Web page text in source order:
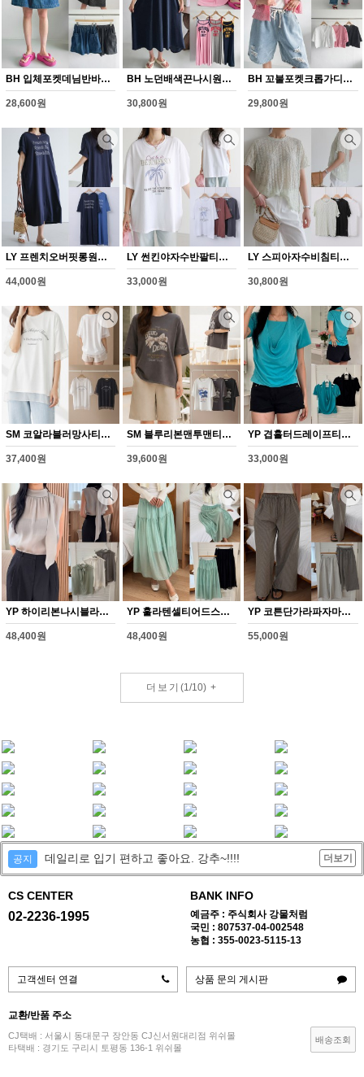
BH 입체포켓데님반바지(Y348H608)
28,600원
BH 노던배색끈나시원피스(Y349H608)
30,800원
BH 꼬불포켓크롭가디건(Y350H608)
29,800원
LY 프렌치오버핏롱원피스(Y344H608)
44,000원
LY 썬킨야자수반팔티셔츠(Y342H608)
33,000원
LY 스피아자수비침티셔츠(Y343H608)
30,800원
SM 코알라블러망사티셔츠(Y332H607)
37,400원
SM 블루리본맨투맨티셔츠(Y333H607)
39,600원
YP 겹홀터드레이프티셔츠(Y334H607)
33,000원
YP 하이리본나시블라우스(Y335H607)
48,400원
YP 훌라텐셀티어드스커트(Y336H607)
48,400원
YP 코튼단가라파자마팬츠(Y337H607)
55,000원
더보기 (1/10) +
공지 데일리로 입기 편하고 좋아요. 강추~!!!! 더보기
CS CENTER
02-2236-1995
BANK INFO
예금주 : 주식회사 강물처럼
국민 : 807537-04-002548
농협 : 355-0023-5115-13
고객센터 연결 상품 문의 게시판
교환/반품 주소
CJ택배 : 서울시 동대문구 장안동 CJ신서원대리점 위쉬몰
타택배 : 경기도 구리시 토평동 136-1 위쉬몰
배송조회